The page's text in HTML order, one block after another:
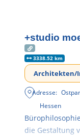
+studio
3338.52 km
Architekten/
Adresse:
Hessen
die Gestaltung